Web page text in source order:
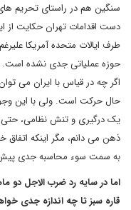
سنگین هم در راستای تحریم
دست اقدامات تهران حکایت از
طرف ایالات متحده آمریکا
حوزه عملیاتی جدی نشده است.
اگر چه در قیاس با ایران می
حال حرکت است. ولی با این
یک درگیری و تنش نظامی، حتی
ذهن می دانم، مگر اینکه
به سمت سوء محاسبه جدی
اما در سایه رد ضرب الاجل دو
قاره سبز تا چه اندازه جدی